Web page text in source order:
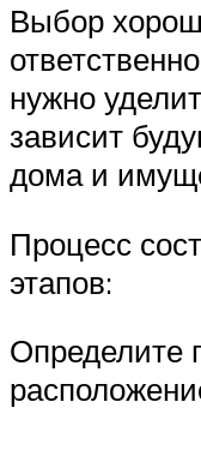
Выбор
нужно
зависит
дома и
Процесс
этапов:
Определите